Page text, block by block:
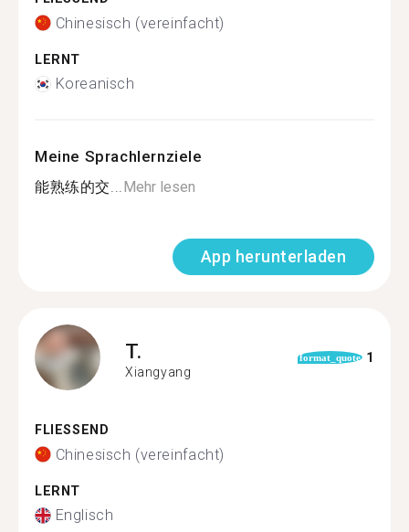
Chinesisch (vereinfacht)
LERNT
Koreanisch
Meine Sprachlernziele
能熟练的交...Mehr lesen
App herunterladen
T.
Xiangyang
format_quote 1
FLIESSEND
Chinesisch (vereinfacht)
LERNT
Englisch